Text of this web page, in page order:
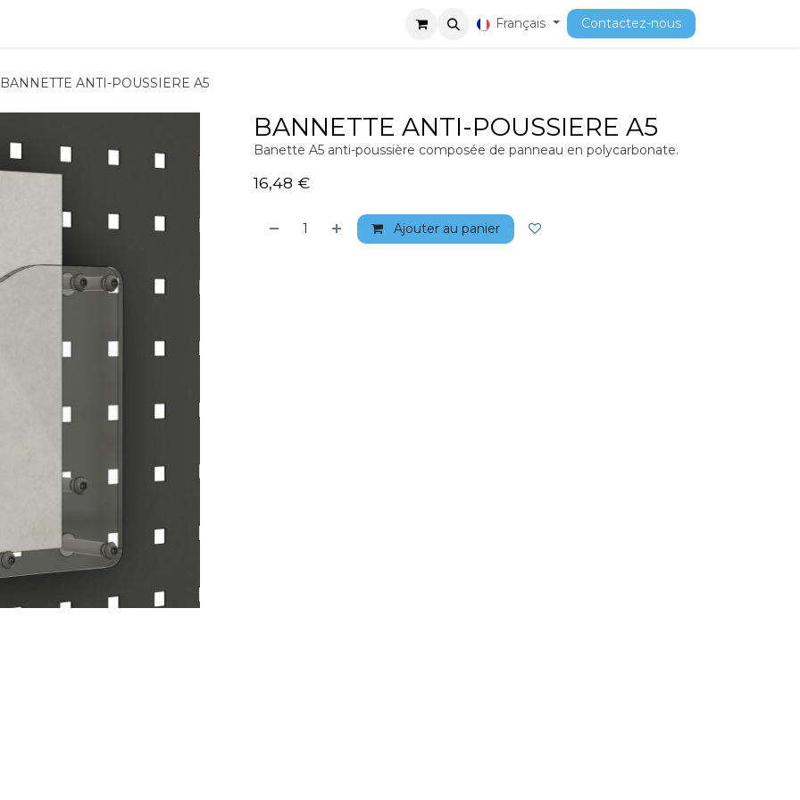
Recrutement Cours Français Contactez-nous
BANNETTE ANTI-POUSSIERE A5
BANNETTE ANTI-POUSSIERE A5
Banette A5 anti-poussière composée de panneau en polycarbonate.
16,48 €
Ajouter au panier